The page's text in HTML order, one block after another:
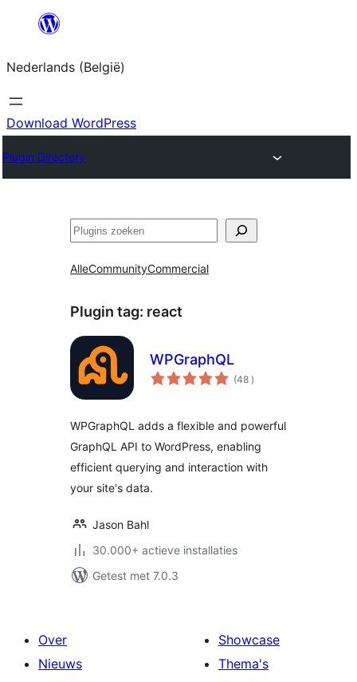
Spring
de
inhoud
Nederlands (België)
Download WordPress
Plugin Directory
Zoeken
AlleCommunityCommercial
Plugin tag: react
WPGraphQL
(48 aantal
beoordelingen
)
WPGraphQL adds a flexible and powerful
GraphQL API to WordPress, enabling
efficient querying and interaction with
your site's data.
Jason Bahl
30.000+ actieve installaties
Getest met 7.0.3
Over
Nieuws
Showcase
Thema's